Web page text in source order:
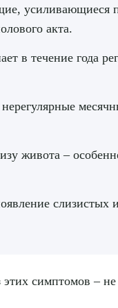
усиливающиеся
акта.
в течение года
живота –
слизистых
симптомов –